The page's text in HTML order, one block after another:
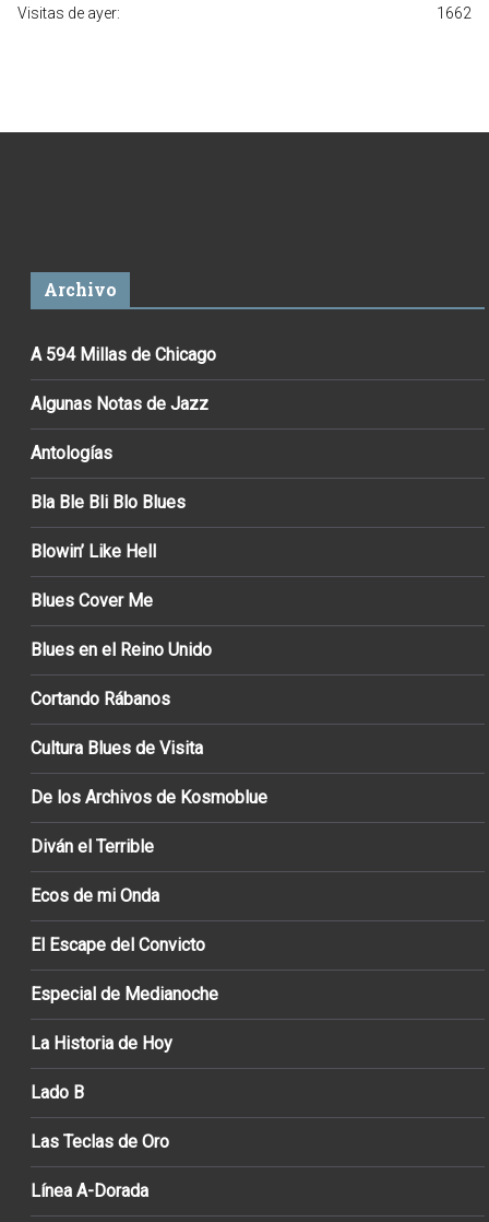
1662
Visitas de ayer:
Archivo
A 594 Millas de Chicago
Algunas Notas de Jazz
Antologías
Bla Ble Bli Blo Blues
Blowin’ Like Hell
Blues Cover Me
Blues en el Reino Unido
Cortando Rábanos
Cultura Blues de Visita
De los Archivos de Kosmoblue
Diván el Terrible
Ecos de mi Onda
El Escape del Convicto
Especial de Medianoche
La Historia de Hoy
Lado B
Las Teclas de Oro
Línea A-Dorada